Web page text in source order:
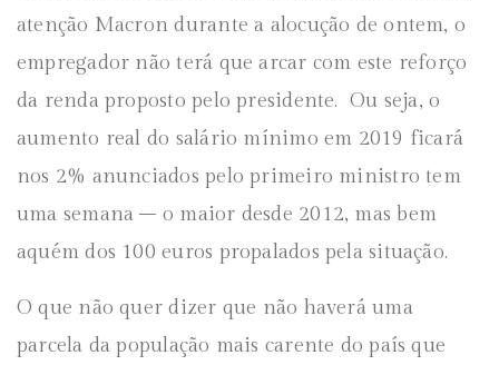
atenção Macron durante a alocução de ontem, o
empregador não terá que arcar com este reforço
da renda proposto pelo presidente. Ou seja, o
aumento real do salário mínimo em 2019 ficará
nos 2% anunciados pelo primeiro ministro tem
uma semana – o maior desde 2012, mas bem
aquém dos 100 euros propalados pela situação.
O que não quer dizer que não haverá uma
parcela da população mais carente do país que